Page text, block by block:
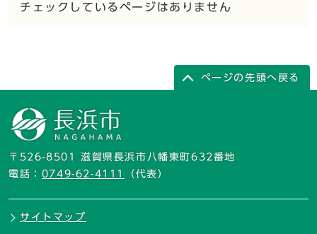
チェックしているページはありません
ページの先頭へ戻る
〒526-8501 滋賀県長浜市八幡東町632番地
電話： 0749-62-4111 （代表）
サイトマップ